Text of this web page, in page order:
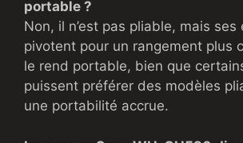
portable ?
Non, il n’est pas pliable, mais ses
pivotent pour un rangement plus
le rend portable, bien que
puissent préférer des modèles
une portabilité accrue.